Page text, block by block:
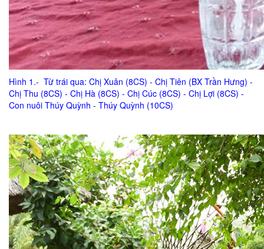
Hình 1.- Từ trái qua: Chị Xuân (8CS) - Chị Tiên (BX Trần Hưng) -
Chị Thu (8CS) - Chị Hà (8CS) - Chị Cúc (8CS) - Chị Lợi (8CS) -
Con nuôi Thúy Quỳnh - Thúy Quỳnh (10CS)